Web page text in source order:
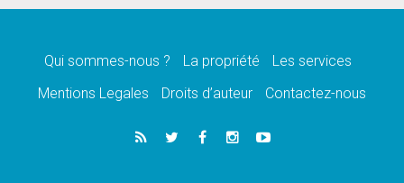
08.08.2026
08.08.2026
catholiques
Au Bangladesh, l'Église accompagne les
Dalits sur le chemin de la dignité
Qui sommes-nous ? La propriété
Les services
Mentions Legales
Droits d’auteur Contactez-nous